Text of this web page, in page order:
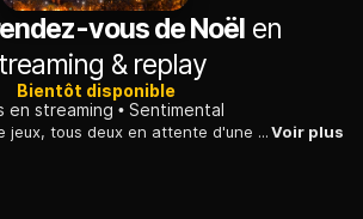
vous de Noël en
& replay
Bientôt disponible
en streaming
Sentimental
Deux concepteurs de jeux, tous deux en attente d'une promotion, doivent faire équipe pour créer une chasse au trésor romantique sur le thème de Noël dans la ville.Voir plus